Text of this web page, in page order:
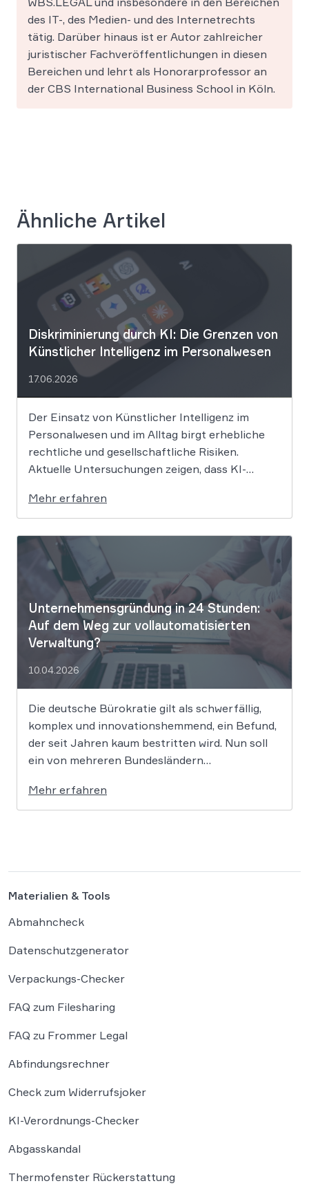
des IT-, des Medien- und des Internetrechts
tätig. Darüber hinaus ist er Autor zahlreicher
juristischer Fachveröffentlichungen in diesen
Bereichen und lehrt als Honorarprofessor an
der CBS International Business School in Köln.
Ähnliche Artikel
Diskriminierung durch KI: Die Grenzen von
Künstlicher Intelligenz im Personalwesen
17.06.2026
Der Einsatz von Künstlicher Intelligenz im
Personalwesen und im Alltag birgt erhebliche
rechtliche und gesellschaftliche Risiken.
Aktuelle Untersuchungen zeigen, dass KI-
Bewerbungsprozessen systematisch rassistisch
aussortieren und Frauen zu geringeren
Gehaltsforderungen raten. Diese digitalen
Vorurteile stellen Unternehmen vor massive
Haftungsrisiken nach dem Allgemeinen
Gleichbehandlungsgesetz. Die fortschreitende
Digitalisierung […]
Mehr erfahren
Unternehmensgründung in 24 Stunden:
Auf dem Weg zur vollautomatisierten
Verwaltung?
10.04.2026
Die deutsche Bürokratie gilt als schwerfällig,
komplex und innovationshemmend, ein Befund,
der seit Jahren kaum bestritten wird. Nun soll
ein von mehreren Bundesländern
schaffen. Der Ansatz ist ambitioniert:
Unternehmensgründungen sollen künftig
Mehr erfahren
Materialien & Tools
Abmahncheck
Datenschutzgenerator
Verpackungs-Checker
FAQ zum Filesharing
FAQ zu Frommer Legal
Abfindungsrechner
Check zum Widerrufsjoker
KI-Verordnungs-Checker
Abgasskandal
Thermofenster Rückerstattung